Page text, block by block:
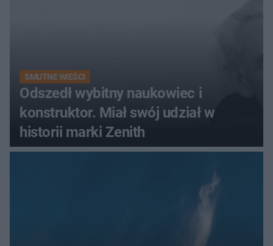
SMUTNE WIEŚCI
Odszedł wybitny naukowiec i
konstruktor. Miał swój udział w
historii marki Zenith